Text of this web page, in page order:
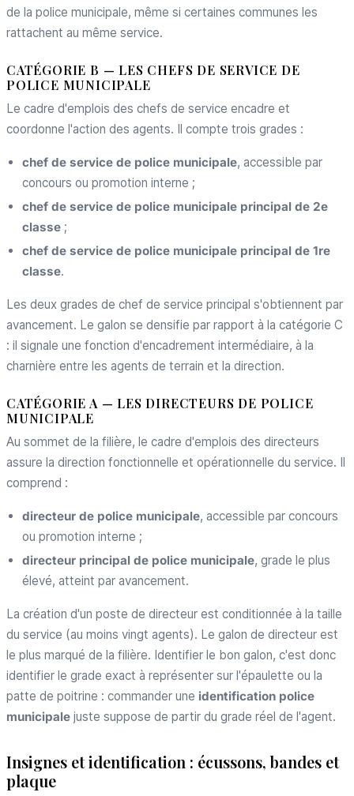
de la police municipale, même si certaines communes les
rattachent au même service.
CATÉGORIE B — LES CHEFS DE SERVICE DE
POLICE MUNICIPALE
Le cadre d'emplois des chefs de service encadre et
coordonne l'action des agents. Il compte trois grades :
chef de service de police municipale, accessible par
concours ou promotion interne ;
chef de service de police municipale principal de 2e
classe ;
chef de service de police municipale principal de 1re
classe.
Les deux grades de chef de service principal s'obtiennent par
avancement. Le galon se densifie par rapport à la catégorie C
: il signale une fonction d'encadrement intermédiaire, à la
charnière entre les agents de terrain et la direction.
CATÉGORIE A — LES DIRECTEURS DE POLICE
MUNICIPALE
Au sommet de la filière, le cadre d'emplois des directeurs
assure la direction fonctionnelle et opérationnelle du service. Il
comprend :
directeur de police municipale, accessible par concours
ou promotion interne ;
directeur principal de police municipale, grade le plus
élevé, atteint par avancement.
La création d'un poste de directeur est conditionnée à la taille
du service (au moins vingt agents). Le galon de directeur est
le plus marqué de la filière. Identifier le bon galon, c'est donc
identifier le grade exact à représenter sur l'épaulette ou la
patte de poitrine : commander une identification police
municipale juste suppose de partir du grade réel de l'agent.
Insignes et identification : écussons, bandes et
plaque